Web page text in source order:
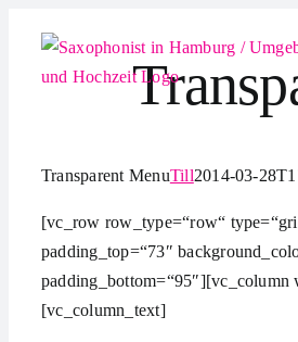
Inhalt
springen
Transparent MenuTill2014-03-
[vc_row row_type=“row“
padding_top=“73″
padding_bottom=“95″][vc_column
[vc_column_text]